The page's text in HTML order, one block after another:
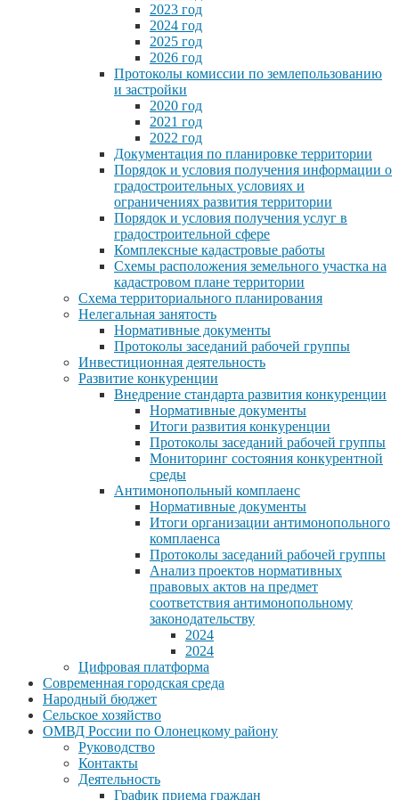
2023 год
2024 год
2025 год
2026 год
Протоколы комиссии по землепользованию
и застройки
2020 год
2021 год
2022 год
Документация по планировке территории
Порядок и условия получения информации о
градостроительных условиях и
ограничениях развития территории
Порядок и условия получения услуг в
градостроительной сфере
Комплексные кадастровые работы
Схемы расположения земельного участка на
кадастровом плане территории
Схема территориального планирования
Нелегальная занятость
Нормативные документы
Протоколы заседаний рабочей группы
Инвестиционная деятельность
Развитие конкуренции
Внедрение стандарта развития конкуренции
Нормативные документы
Итоги развития конкуренции
Протоколы заседаний рабочей группы
Мониторинг состояния конкурентной
среды
Антимонопольный комплаенс
Нормативные документы
Итоги организации антимонопольного
комплаенса
Протоколы заседаний рабочей группы
Анализ проектов нормативных
правовых актов на предмет
соответствия антимонопольному
законодательству
2024
2024
Цифровая платформа
Современная городская среда
Народный бюджет
Сельское хозяйство
ОМВД России по Олонецкому району
Руководство
Контакты
Деятельность
График приема граждан